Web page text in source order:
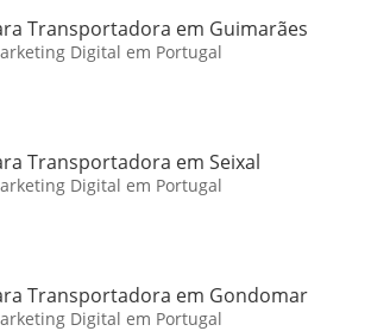
Transportadora em Guimarães
Digital em Portugal
Transportadora em Seixal
Digital em Portugal
Transportadora em Gondomar
Digital em Portugal